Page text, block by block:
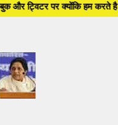
हम करते है बात मुद्दे की